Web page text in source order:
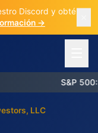
Discord y obtén 3
→
S&P 500:
LLC